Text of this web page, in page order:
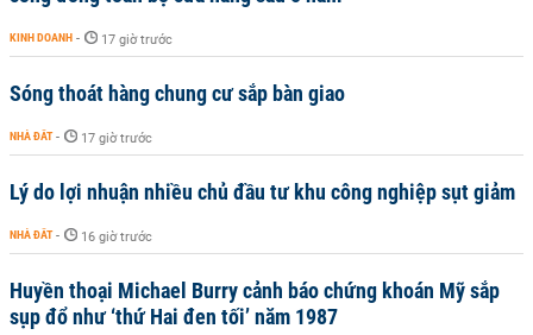
KINH DOANH - 17 giờ trước
Sóng thoát hàng chung cư sắp bàn giao
NHÀ ĐẤT - 17 giờ trước
Lý do lợi nhuận nhiều chủ đầu tư khu công nghiệp sụt giảm
NHÀ ĐẤT - 16 giờ trước
Huyền thoại Michael Burry cảnh báo chứng khoán Mỹ sắp
sụp đổ như ‘thứ Hai đen tối’ năm 1987